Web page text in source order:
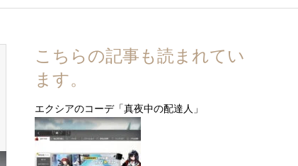
こちらの記事も読まれてい
ます。
エクシアのコーデ「真夜中の配達人」